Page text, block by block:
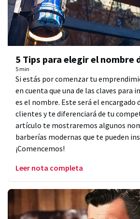
5 Tips para elegir el nombre
5 min
Si estás por comenzar tu
en cuenta que una de las claves para
es el nombre. Este será el encargado
clientes y te diferenciará de tu
artículo te mostraremos algunos
barberías modernas que te pueden
¡Comencemos!
Leer nota completa